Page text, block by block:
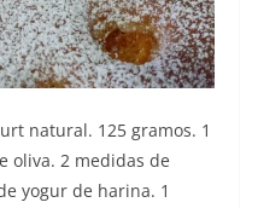
natural. 125 gramos. 1
oliva. 2 medidas de
yogur de harina. 1